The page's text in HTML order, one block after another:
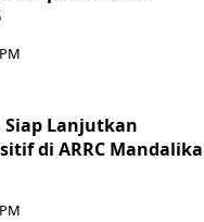
Siap Lanjutkan
di ARRC Mandalika